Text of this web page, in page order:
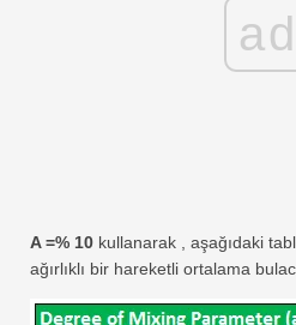
ad
A =% 10 kullanarak , aşağıdaki
ağırlıklı bir hareketli ortalama